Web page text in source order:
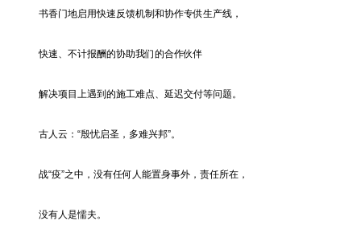
书香门地启用快速反馈机制和协作专供生产线，
快速、不计报酬的协助我们的合作伙伴
解决项目上遇到的施工难点、延迟交付等问题。
古人云：“殷忧启圣，多难兴邦”。
战“疫”之中，没有任何人能置身事外，责任所在，
没有人是懦夫。